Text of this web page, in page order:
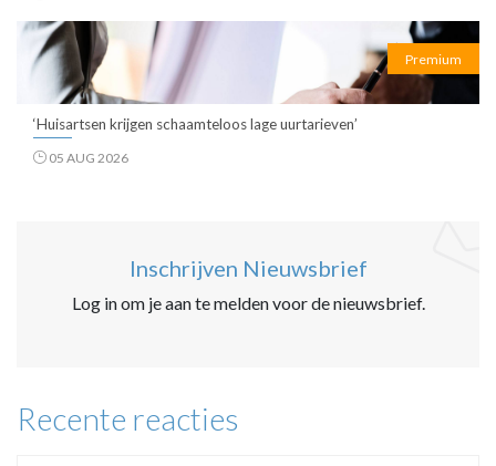
Premium
‘Huisartsen krijgen schaamteloos lage uurtarieven’
05 AUG 2026
Inschrijven Nieuwsbrief
Log in om je aan te melden voor de nieuwsbrief.
Recente reacties